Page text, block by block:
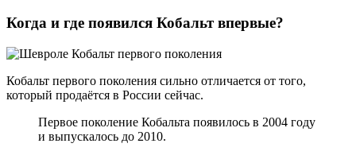
Когда и где появился Кобальт впервые?
Кобальт первого поколения сильно отличается от того,
который продаётся в России сейчас.
Первое поколение Кобальта появилось в 2004 году
и выпускалось до 2010.